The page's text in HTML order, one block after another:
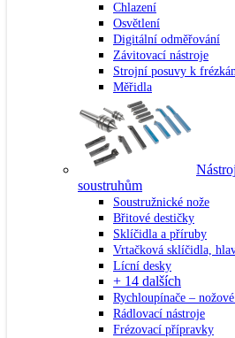
Chlazení
Osvětlení
Digitální odměřování
Závitovací nástroje
Strojní posuvy k
Měřidla
soustruhům
Soustružnické nože
Břitové destičky
Sklíčidla a příruby
Vrtačková sklíčidla,
Lícní desky
+ 14 dalších
Rychloupínače –
Rádlovací nástroje
Frézovací přípravky